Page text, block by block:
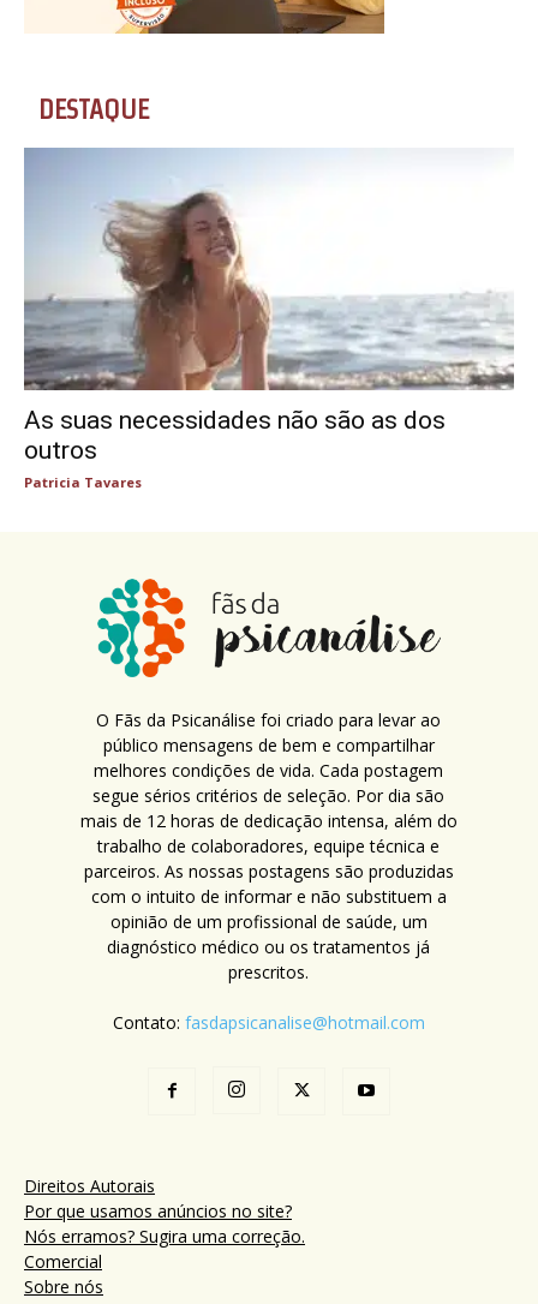
DESTAQUE
As suas necessidades não são as dos
outros
Patricia Tavares
O Fãs da Psicanálise foi criado para levar ao
público mensagens de bem e compartilhar
melhores condições de vida. Cada postagem
segue sérios critérios de seleção. Por dia são
mais de 12 horas de dedicação intensa, além do
trabalho de colaboradores, equipe técnica e
parceiros. As nossas postagens são produzidas
com o intuito de informar e não substituem a
opinião de um profissional de saúde, um
diagnóstico médico ou os tratamentos já
prescritos.
Contato: fasdapsicanalise@hotmail.com
Direitos Autorais
Por que usamos anúncios no site?
Nós erramos? Sugira uma correção.
Comercial
Sobre nós